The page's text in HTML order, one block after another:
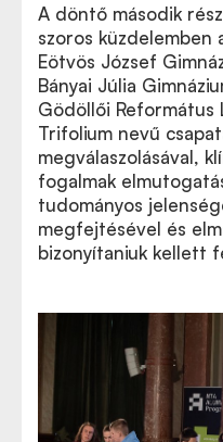
A döntő második
szoros küzdelemben
Eötvös József
Bányai Júlia
Gödöllői Református
Trifolium nevű
megválaszolásával,
fogalmak
tudományos
megfejtésével és
bizonyítaniuk kellett